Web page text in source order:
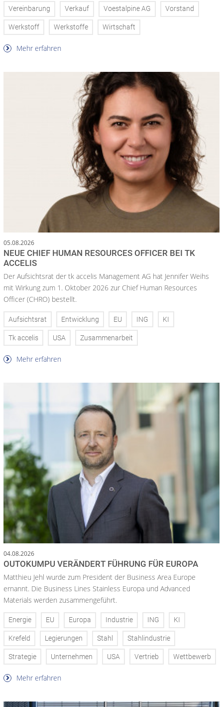
Vereinbarung Verkauf Voestalpine AG Vorstand
Werkstoff Werkstoffe Wirtschaft
Mehr erfahren
05.08.2026
NEUE CHIEF HUMAN RESOURCES OFFICER BEI TK
ACCELIS
Der Aufsichtsrat der tk accelis Management AG hat Jennifer Weihs
mit Wirkung zum 1. Oktober 2026 zur Chief Human Resources
Officer (CHRO) bestellt.
Aufsichtsrat Entwicklung EU ING KI
Tk accelis USA Zusammenarbeit
Mehr erfahren
04.08.2026
OUTOKUMPU VERÄNDERT FÜHRUNG FÜR EUROPA
Matthieu Jehl wurde zum President der Business Area Europe
ernannt. Die Business Lines Stainless Europa und Advanced
Materials werden zusammengeführt.
Energie EU Europa Industrie ING KI
Krefeld Legierungen Stahl Stahlindustrie
Strategie Unternehmen USA Vertrieb Wettbewerb
Mehr erfahren